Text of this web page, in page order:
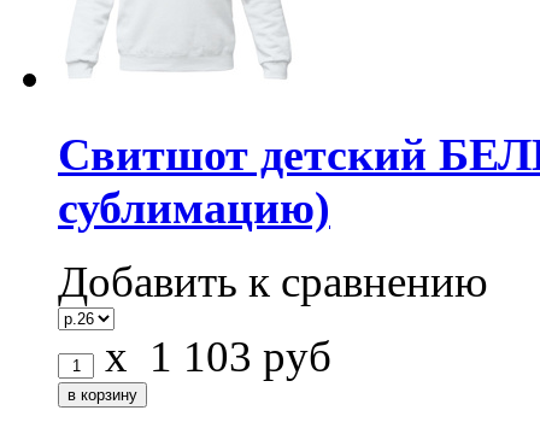
Свитшот детский
сублимацию)
Добавить к сравнению
x 1 103 руб